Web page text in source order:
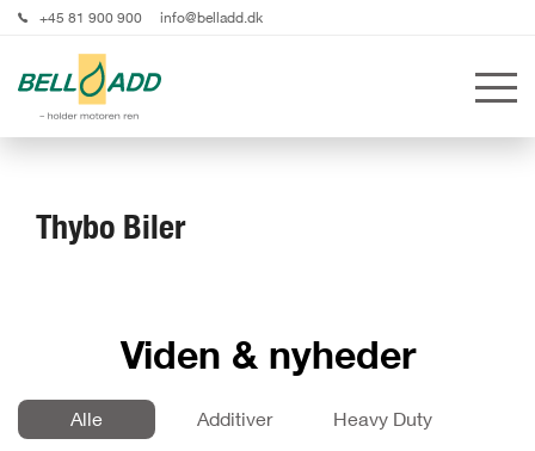
+45 81 900 900 info@belladd.dk
Thybo Biler
Viden & nyheder
Alle Additiver
Heavy Duty